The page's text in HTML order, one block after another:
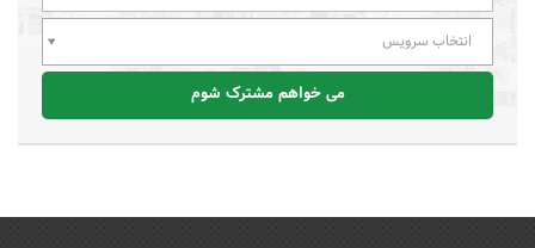
انتخاب سرویس
می خواهم مشترک شوم